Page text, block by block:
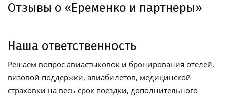
Отзывы о «Еременко и партнеры»
Наша ответственность
Решаем вопрос авиастыковок и бронирования отелей,
визовой поддержки, авиабилетов, медицинской
страховки на весь срок поездки, дополнительного